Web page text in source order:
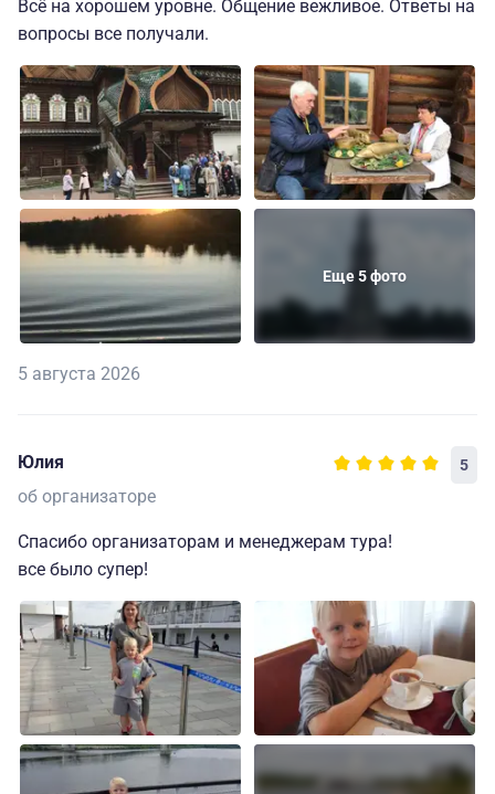
Всё на хорошем уровне. Общение вежливое. Ответы на
вопросы все получали.
Еще 5 фото
5 августа 2026
Юлия 5
об организаторе
Спасибо организаторам и менеджерам тура!
все было супер!